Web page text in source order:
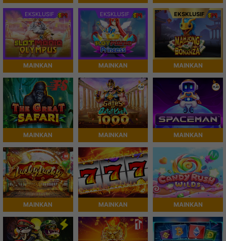
EKSKLUSIF
MAINKAN
EKSKLUSIF
MAINKAN
EKSKLUSIF
MAINKAN
MAINKAN MAINKAN MAINKAN
MAINKAN MAINKAN MAINKAN